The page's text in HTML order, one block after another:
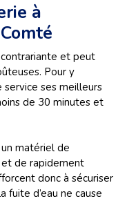
à
et peut
Pour y
ses meilleurs
de 30 minutes et
matériel de
de rapidement
donc à sécuriser
fuite d’eau ne cause